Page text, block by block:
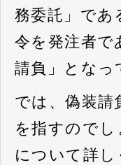
務委託」であ
令を発注者で
請負」となっ
では、偽装請
を指すのでし
について詳し